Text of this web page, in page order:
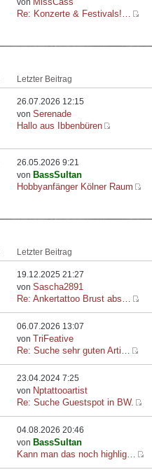
von
Re: Konzerte & Festivals!…
Letzter Beitrag
26.07.2026 12:15
vonSerenade
Hallo aus Ibbenbüren
26.05.2026 9:21
von BassSultan
Hobbyanfänger Kölner Raum
Letzter Beitrag
19.12.2025 21:27
vonSascha2891
Re: Ankertattoo Brust abs…
06.07.2026 13:07
von TriFeative
Re: Suche sehr guten Arti…
23.04.2024 7:25
von Nptattooartist
Re: Suche Guestspot in BW.
04.08.2026 20:46
von BassSultan
Kann man das noch highlig…